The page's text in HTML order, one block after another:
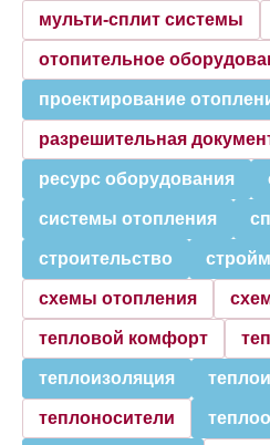
мульти-сплит системы
отопительное
проектирование
разрешительная
ресурс оборудования
системы отопления
строительство
схемы отопления
тепловой комфорт
теплоизоляция
теплоносители